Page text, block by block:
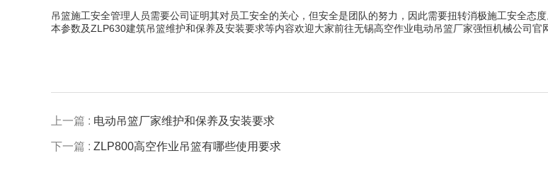
吊篮施工安全管理人员需要公司证明其对员工安全的关心，但安全是团队的努力，因此需要扭转消极施工安全态
本参数及ZLP630建筑吊篮维护和保养及安装要求等内容欢迎大家前往无锡高空作业电动吊篮厂家强恒机械公司官
上一篇 : 电动吊篮厂家维护和保养及安装要求
下一篇 : ZLP800高空作业吊篮有哪些使用要求